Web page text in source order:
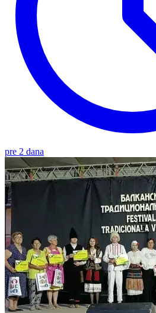
pre 2 dana